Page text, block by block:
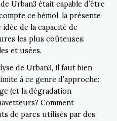
Urban3 était capable d’être
ce bémol, la présente
de la capacité de
les plus coûteuses:
et usées.
de Urban3, il faut bien
à ce genre d’approche:
(et la dégradation
Comment
de parcs utilisés par des